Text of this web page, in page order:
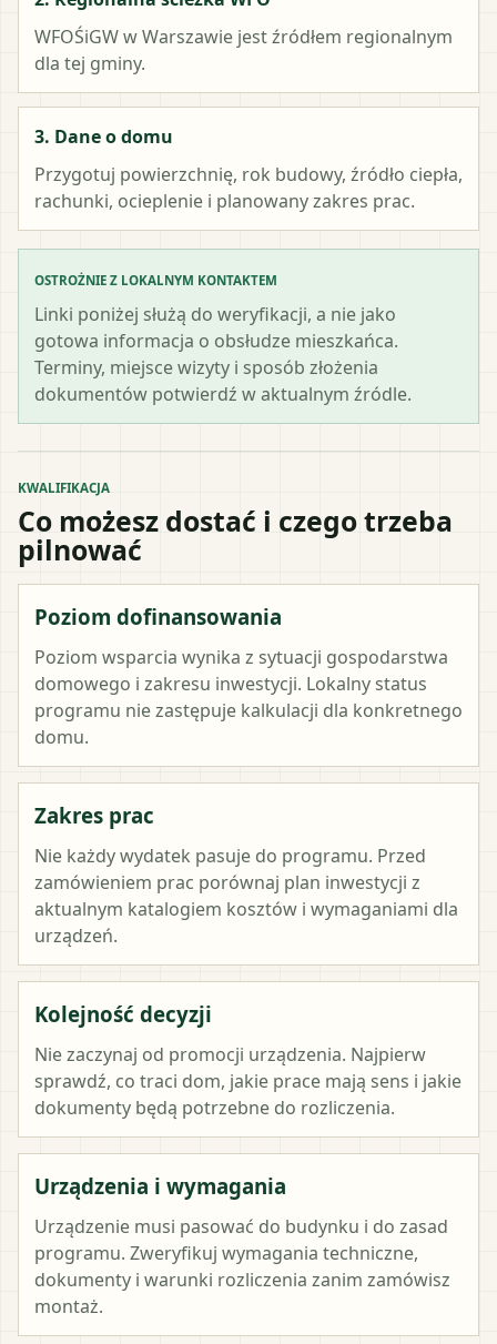
WFOŚiGW w Warszawie jest źródłem regionalnym
dla tej gminy.
3. Dane o domu
Przygotuj powierzchnię, rok budowy, źródło ciepła,
rachunki, ocieplenie i planowany zakres prac.
OSTROŻNIE Z LOKALNYM KONTAKTEM
Linki poniżej służą do weryfikacji, a nie jako
gotowa informacja o obsłudze mieszkańca.
Terminy, miejsce wizyty i sposób złożenia
dokumentów potwierdź w aktualnym źródle.
KWALIFIKACJA
Co możesz dostać i czego trzeba
pilnować
Poziom dofinansowania
Poziom wsparcia wynika z sytuacji gospodarstwa
domowego i zakresu inwestycji. Lokalny status
programu nie zastępuje kalkulacji dla konkretnego
domu.
Zakres prac
Nie każdy wydatek pasuje do programu. Przed
zamówieniem prac porównaj plan inwestycji z
aktualnym katalogiem kosztów i wymaganiami dla
urządzeń.
Kolejność decyzji
Nie zaczynaj od promocji urządzenia. Najpierw
sprawdź, co traci dom, jakie prace mają sens i jakie
dokumenty będą potrzebne do rozliczenia.
Urządzenia i wymagania
Urządzenie musi pasować do budynku i do zasad
programu. Zweryfikuj wymagania techniczne,
dokumenty i warunki rozliczenia zanim zamówisz
montaż.